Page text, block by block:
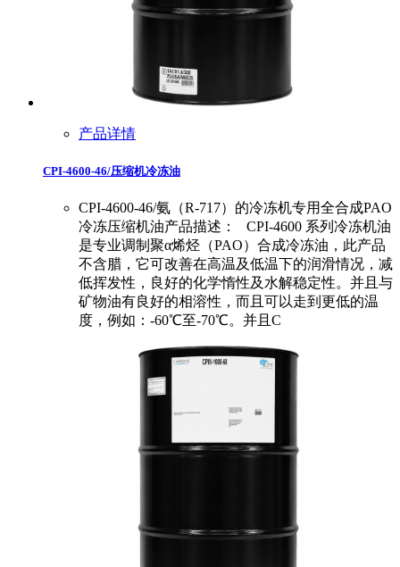
产品详情
CPI-4600-46/压缩机冷冻油
CPI-4600-46/氨（R-717）的冷冻机专用全合成PAO
冷冻压缩机油产品描述： CPI-4600 系列冷冻机油
是专业调制聚α烯烃（PAO）合成冷冻油，此产品
不含腊，它可改善在高温及低温下的润滑情况，减
低挥发性，良好的化学惰性及水解稳定性。并且与
矿物油有良好的相溶性，而且可以走到更低的温
度，例如：-60℃至-70℃。并且C